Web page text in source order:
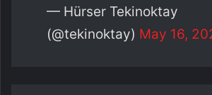
— Hürser Tekinoktay
(@tekinoktay) May 16,